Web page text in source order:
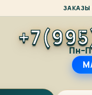
ЗАКАЗЫ